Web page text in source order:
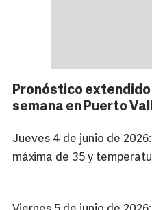
Pronóstico extendido
semana en Puerto
Jueves 4 de junio de
máxima de 35 y